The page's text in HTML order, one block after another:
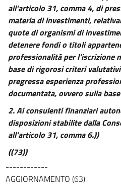
5
6
6 bis
6 ter
7
7 bis
7 ter
7 quater
7 quinquies
7 septies
7 octies
all'articolo 31, comma 4, di
materia di investimenti,
quote di organismi di
detenere fondi o titoli
professionalità per l'iscrizione
base di rigorosi criteri
pregressa esperienza
documentata, ovvero sulla
2. Ai consulenti finanziari
disposizioni stabilite dalla
all'articolo 31, comma 6.))
((73))
------------
AGGIORNAMENTO (63)